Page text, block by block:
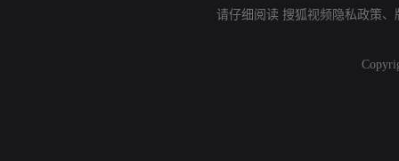
请仔细阅读 搜狐视频隐私政策、